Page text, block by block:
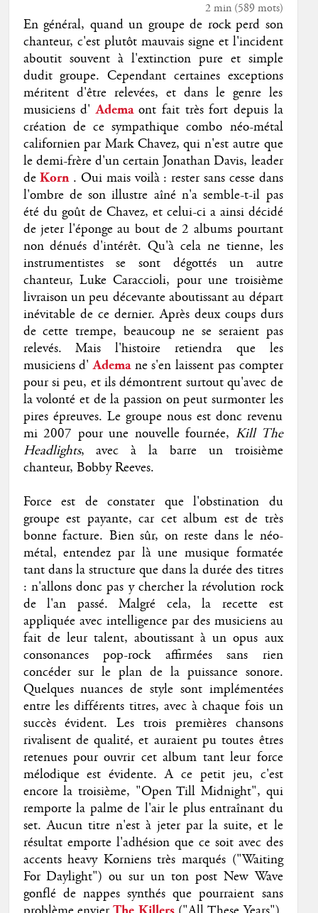
2 min(589mots)
En général, quand un groupe de rock perd son
chanteur, c'est plutôt mauvais signe et l'incident
aboutit souvent à l'extinction pure et simple
dudit groupe. Cependant certaines exceptions
méritent d'être relevées, et dans le genre les
musiciens d' Ademaont fait très fort depuis la
création de ce sympathique combo néo-métal
californien par Mark Chavez, qui n'est autre que
le demi-frère d'un certain Jonathan Davis, leader
deKorn . Oui mais voilà : rester sans cesse dans
l'ombre de son illustre aîné n'a semble-t-il pas
été du goût de Chavez, et celui-ci a ainsi décidé
de jeter l'éponge au bout de 2 albums pourtant
non dénués d'intérêt. Qu'à cela ne tienne, les
instrumentistes se sont dégottés un autre
chanteur, Luke Caraccioli, pour une troisième
livraison un peu décevante aboutissant au départ
inévitable de ce dernier. Après deux coups durs
de cette trempe, beaucoup ne se seraient pas
relevés. Mais l'histoire retiendra que les
musiciens d' Adema ne s'en laissent pas compter
pour si peu, et ils démontrent surtout qu'avec de
la volonté et de la passion on peut surmonter les
pires épreuves. Le groupe nous est donc revenu
mi 2007 pour une nouvelle fournée, Kill The
Headlights, avec à la barre un troisième
chanteur, Bobby Reeves.
Force est de constater que l'obstination du
groupe est payante, car cet album est de très
bonne facture. Bien sûr, on reste dans le néo-
métal, entendez par là une musique formatée
tant dans la structure que dans la durée des titres
: n'allons donc pas y chercher la révolution rock
de l'an passé. Malgré cela, la recette est
appliquée avec intelligence par des musiciens au
fait de leur talent, aboutissant à un opus aux
consonances pop-rock affirmées sans rien
concéder sur le plan de la puissance sonore.
Quelques nuances de style sont implémentées
entre les différents titres, avec à chaque fois un
succès évident. Les trois premières chansons
rivalisent de qualité, et auraient pu toutes êtres
retenues pour ouvrir cet album tant leur force
mélodique est évidente. A ce petit jeu, c'est
encore la troisième, "Open Till Midnight", qui
remporte la palme de l'air le plus entraînant du
set. Aucun titre n'est à jeter par la suite, et le
résultat emporte l'adhésion que ce soit avec des
accents heavy Korniens très marqués ("Waiting
For Daylight") ou sur un ton post New Wave
gonflé de nappes synthés que pourraient sans